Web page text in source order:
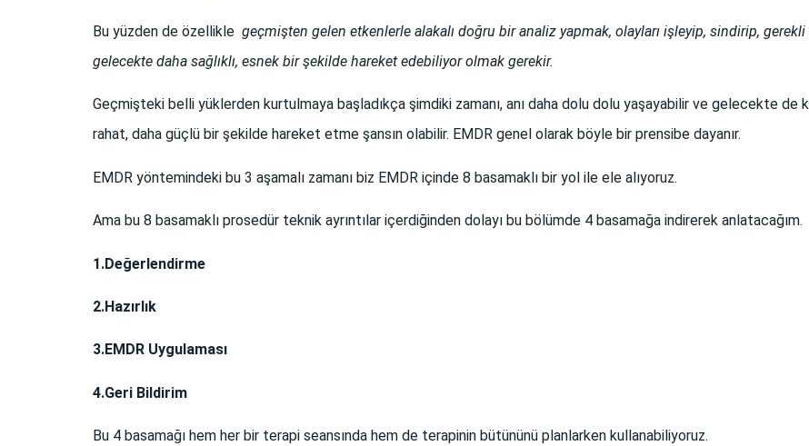
Bu yüzden de özellikle geçmişten gelen etkenlerle alakalı doğru bir analiz yapmak, olayları işleyip, sindirip,
gelecekte daha sağlıklı, esnek bir şekilde hareket edebiliyor olmak gerekir.
Geçmişteki belli yüklerden kurtulmaya başladıkça şimdiki zamanı, anı daha dolu dolu yaşayabilir ve gelecekte de
rahat, daha güçlü bir şekilde hareket etme şansın olabilir. EMDR genel olarak böyle bir prensibe dayanır.
EMDR yöntemindeki bu 3 aşamalı zamanı biz EMDR içinde 8 basamaklı bir yol ile ele alıyoruz.
Ama bu 8 basamaklı prosedür teknik ayrıntılar içerdiğinden dolayı bu bölümde 4 basamağa indirerek anlatacağım.
1.Değerlendirme
2.Hazırlık
3.EMDR Uygulaması
4.Geri Bildirim
Bu 4 basamağı hem her bir terapi seansında hem de terapinin bütününü planlarken kullanabiliyoruz.